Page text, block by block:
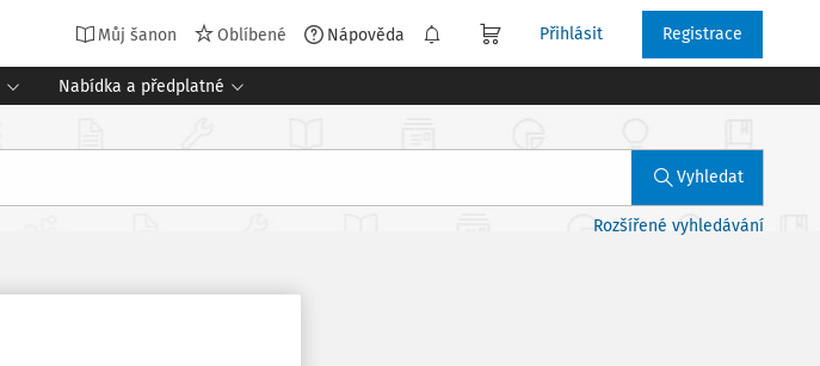
Můj šanon Oblíbené Nápověda Přihlásit Registrace
Nabídka a předplatné
Vyhledat
Rozšířené vyhledávání